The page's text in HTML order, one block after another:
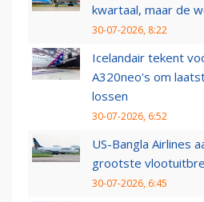
kwartaal, maar de
30-07-2026, 8:22
Icelandair tekent
A320neo's om
lossen
30-07-2026, 6:52
US-Bangla Airlines
grootste
30-07-2026, 6:45